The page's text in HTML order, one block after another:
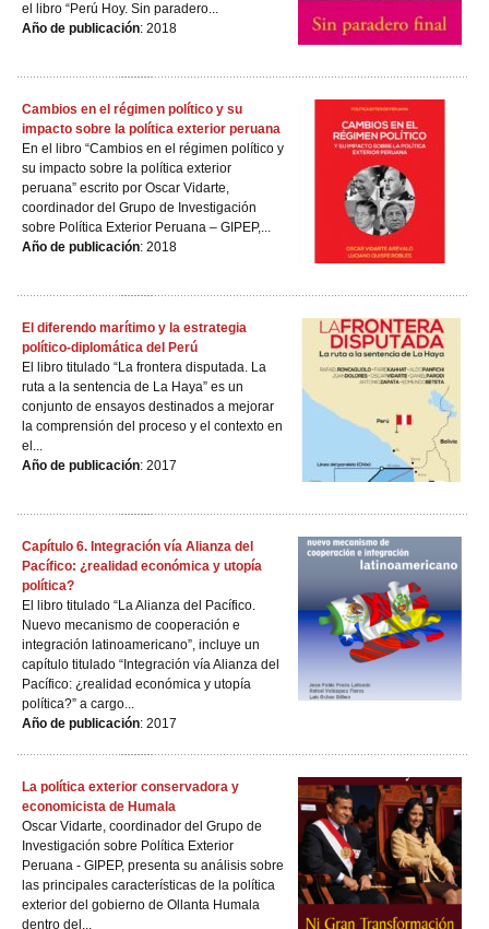
el libro “Perú Hoy. Sin paradero...
Año de publicación: 2018
Cambios en el régimen político y su
impacto sobre la política exterior peruana
En el libro “Cambios en el régimen político y
su impacto sobre la política exterior
peruana” escrito por Oscar Vidarte,
coordinador del Grupo de Investigación
sobre Política Exterior Peruana – GIPEP,...
Año de publicación: 2018
El diferendo marítimo y la estrategia
político-diplomática del Perú
El libro titulado “La frontera disputada. La
ruta a la sentencia de La Haya” es un
conjunto de ensayos destinados a mejorar
la comprensión del proceso y el contexto en
el...
Año de publicación: 2017
Capítulo 6. Integración vía Alianza del
Pacífico: ¿realidad económica y utopía
política?
El libro titulado “La Alianza del Pacífico.
Nuevo mecanismo de cooperación e
integración latinoamericano”, incluye un
capítulo titulado “Integración vía Alianza del
Pacífico: ¿realidad económica y utopía
política?” a cargo...
Año de publicación: 2017
La política exterior conservadora y
economicista de Humala
Oscar Vidarte, coordinador del Grupo de
Investigación sobre Política Exterior
Peruana - GIPEP, presenta su análisis sobre
las principales características de la política
exterior del gobierno de Ollanta Humala
dentro del...